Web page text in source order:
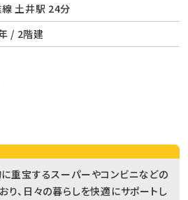
土井駅 24分
/ 2階建
重宝するスーパーやコンビニなどの
り、日々の暮らしを快適にサポートし